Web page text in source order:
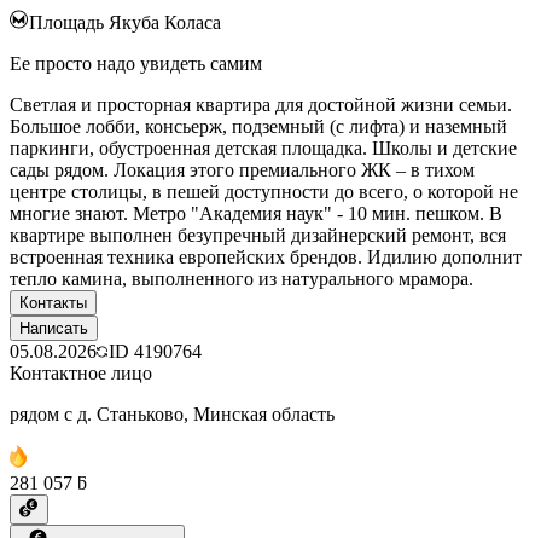
Площадь Якуба Коласа
Ее просто надо увидеть самим
Светлая и просторная квартира для достойной жизни семьи.
Большое лобби, консьерж, подземный (с лифта) и наземный
паркинги, обустроенная детская площадка. Школы и детские
сады рядом. Локация этого премиального ЖК – в тихом
центре столицы, в пешей доступности до всего, о которой не
многие знают. Метро "Академия наук" - 10 мин. пешком. В
квартире выполнен безупречный дизайнерский ремонт, вся
встроенная техника европейских брендов. Идилию дополнит
тепло камина, выполненного из натурального мрамора.
Контакты
Написать
05.08.2026 ID 4190764
Контактное лицо
рядом с д. Станьково, Минская область
281 057 ƃ